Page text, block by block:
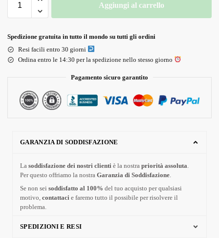
Aggiungi al carrello
Spedizione gratuita in tutto il mondo su tutti gli ordini
Resi facili entro 30 giorni
Ordina entro le 14:30 per la spedizione nello stesso giorno
Pagamento sicuro garantito
GARANZIA DI SODDISFAZIONE
La soddisfazione dei nostri clienti è la nostra priorità assoluta
Per questo offriamo la nostra Garanzia di Soddisfazione
Se non sei soddisfatto al 100% del tuo acquisto per qualsiasi
motivo, contattaci e faremo tutto il possibile per risolvere il
problema.
SPEDIZIONI E RESI